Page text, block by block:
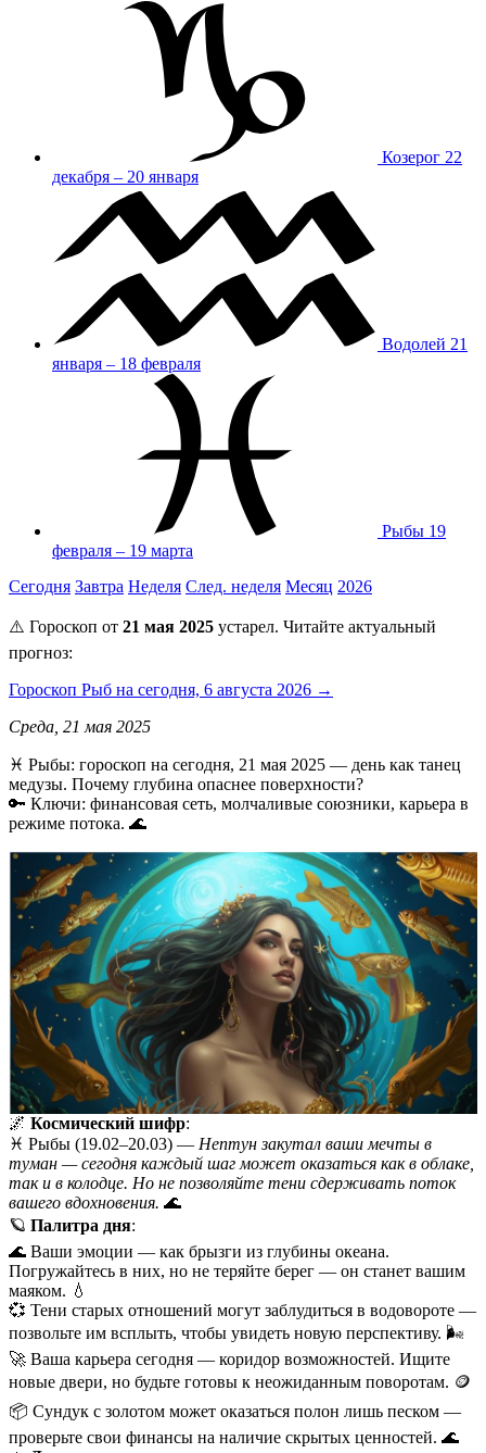
Козерог 22
декабря – 20 января
Водолей 21
января – 18 февраля
Рыбы 19
февраля – 19 марта
Сегодня Завтра Неделя След. неделя Месяц 2026
⚠️ Гороскоп от 21 мая 2025 устарел. Читайте актуальный
прогноз:
Гороскоп Рыб на сегодня, 6 августа 2026 →
Среда, 21 мая 2025
♓️ Рыбы: гороскоп на сегодня, 21 мая 2025 — день как танец
медузы. Почему глубина опаснее поверхности?
🔑 Ключи: финансовая сеть, молчаливые союзники, карьера в
режиме потока. 🌊
🌌 Космический шифр:
♓️ Рыбы (19.02–20.03) — Нептун закутал ваши мечты в
туман — сегодня каждый шаг может оказаться как в облаке,
так и в колодце. Но не позволяйте тени сдерживать поток
вашего вдохновения. 🌊
🪐 Палитра дня:
🌊 Ваши эмоции — как брызги из глубины океана.
Погружайтесь в них, но не теряйте берег — он станет вашим
маяком. 💧
💞 Тени старых отношений могут заблудиться в водовороте —
позвольте им всплыть, чтобы увидеть новую перспективу. 🌬️
🚀 Ваша карьера сегодня — коридор возможностей. Ищите
новые двери, но будьте готовы к неожиданным поворотам. 🪙
📦 Сундук с золотом может оказаться полон лишь песком —
проверьте свои финансы на наличие скрытых ценностей. 🌊